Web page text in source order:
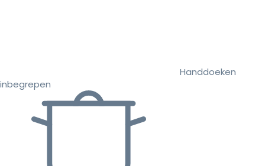
Handdoeken
inbegrepen